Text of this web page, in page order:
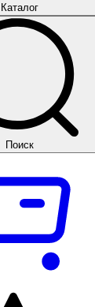
Каталог
Поиск